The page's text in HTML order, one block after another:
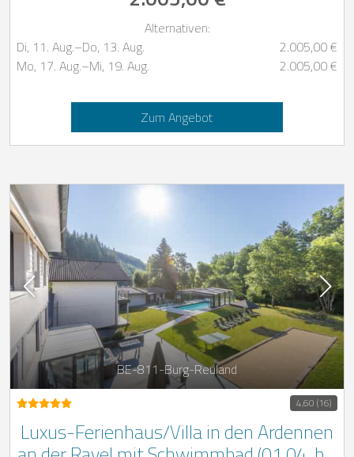
Alternativen:
Di, 11. Aug.–Do, 13. Aug.
2.005,00 €
Mo, 17. Aug.–Mi, 19. Aug. 2.005,00 €
Zum Angebot
BE-811-Burg-Reuland
4,60 (16)
Luxus-Ferienhaus/Villa in den Ardennen